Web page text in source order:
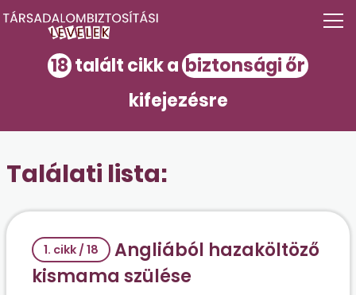
18 talált cikk a biztonsági őr
kifejezésre
Találati lista:
1. cikk / 18
Angliából hazaköltöző
kismama szülése